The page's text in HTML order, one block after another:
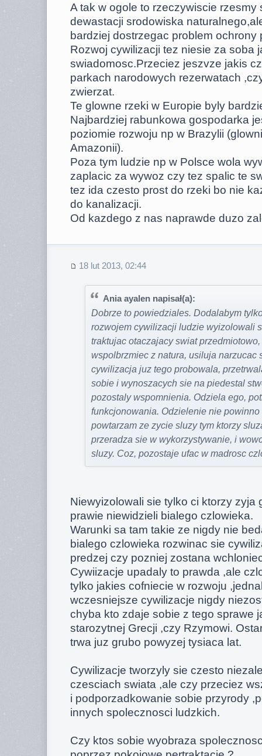
A tak w ogole to rzeczywiscie rzesmy
dewastacji srodowiska
bardziej dostrzegac problem ochrony
Rozwoj cywilizacji tez niesie za soba
swiadomosc.Przeciez jeszvze jakis
parkach narodowych rezerwatach
zwierzat.
Te glowne rzeki w Europie byly
Najbardziej rabunkowa gospodarka
poziomie rozwoju np w Brazylii
Amazonii).
Poza tym ludzie np w Polsce wola
zaplacic za wywoz czy tez spalic te
tez ida czesto prost do rzeki bo nie
do kanalizacji.
Od kazdego z nas naprawde duzo
18 lut 2013, 02:44
Ania ayalen napisał(a):
Dobrze to powiedziales. Dodalabym
rozwojem cywilizacji ludzie wyizolowali
traktujac otaczajacy swiat
wspolbrzmiec z natura, usiluja narzucac
cywilizacja juz tego probowala,
sobie i wynoszacych sie na piedestal
pozostaly wspomnienia. Odziela ego,
funkcjonowania. Odzielenie nie
powtarzam ze zycie sluzy tym ktorzy
przeradza sie w wykorzystywanie, i
sluzy. Coz, pozostaje ufac w madrosc
Niewyizolowali sie tylko ci ktorzy zyja
prawie niewidzieli bialego czlowieka.
Warunki sa tam takie ze nigdy nie
bialego czlowieka rozwinac sie
predzej czy pozniej zostana
Cywiizacje upadaly to prawda ,ale
tylko jakies cofniecie w rozwoju
wczesniejsze cywilizacje nigdy
chyba kto zdaje sobie z tego sprawe
starozytnej Grecji ,czy Rzymowi.
trwa juz grubo powyzej tysiaca lat.
Cywilizacje tworzyly sie czesto
czesciach swiata ,ale czy przeciez
i podporzadkowanie sobie przyrody
innych spolecznosci ludzkich.
Czy ktos sobie wyobraza